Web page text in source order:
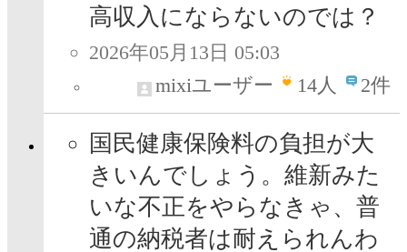
高収入にならないのでは？
2026年05月13日 05:03
mixiユーザー
14人 2件
国民健康保険料の負担が大
きいんでしょう。維新みた
いな不正をやらなきゃ、普
通の納税者は耐えられんわ